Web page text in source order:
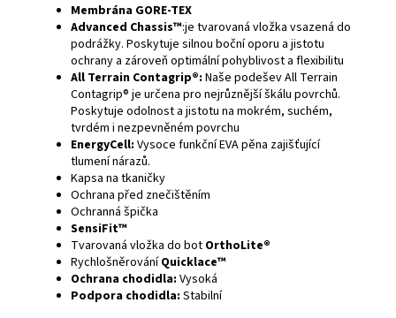
Membrána GORE-TEX
Advanced Chassis™:je tvarovaná vložka vsazená do
podrážky. Poskytuje silnou boční oporu a jistotu
ochrany a zároveň optimální pohyblivost a flexibilitu
All Terrain Contagrip®: Naše podešev All Terrain
Contagrip® je určena pro nejrůznější škálu povrchů.
Poskytuje odolnost a jistotu na mokrém, suchém,
tvrdém i nezpevněném povrchu
EnergyCell: Vysoce funkční EVA pěna zajišťující
tlumení nárazů.
Kapsa na tkaničky
Ochrana před znečištěním
Ochranná špička
SensiFit™
Tvarovaná vložka do bot OrthoLite®
RychlošněrováníQuicklace™
Ochrana chodidla: Vysoká
Podpora chodidla: Stabilní